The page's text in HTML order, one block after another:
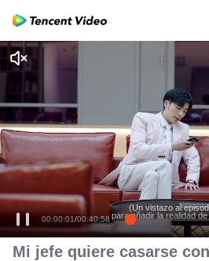
00:00:01/00:40:58
(Un vistazo al
para añadir la realidad
Mi jefe quiere casarse